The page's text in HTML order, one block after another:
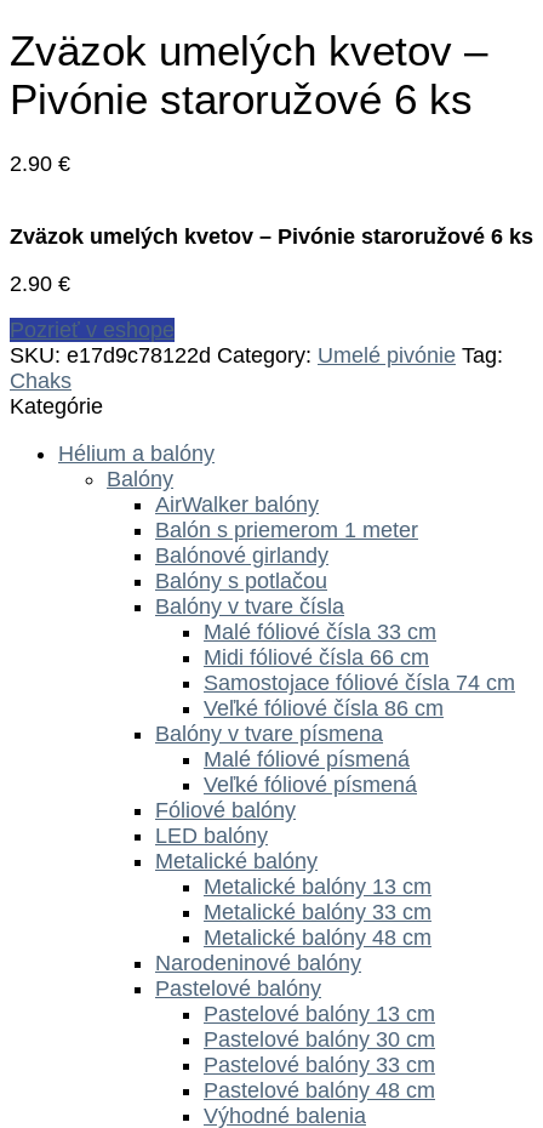
Zväzok umelých kvetov –
Pivónie staroružové 6 ks
2.90 €
Zväzok umelých kvetov – Pivónie staroružové 6 ks
2.90 €
Pozrieť v eshope
SKU: e17d9c78122d Category: Umelé pivónie Tag:
Chaks
Kategórie
Hélium a balóny
Balóny
AirWalker balóny
Balón s priemerom 1 meter
Balónové girlandy
Balóny s potlačou
Balóny v tvare čísla
Malé fóliové čísla 33 cm
Midi fóliové čísla 66 cm
Samostojace fóliové čísla 74 cm
Veľké fóliové čísla 86 cm
Balóny v tvare písmena
Malé fóliové písmená
Veľké fóliové písmená
Fóliové balóny
LED balóny
Metalické balóny
Metalické balóny 13 cm
Metalické balóny 33 cm
Metalické balóny 48 cm
Narodeninové balóny
Pastelové balóny
Pastelové balóny 13 cm
Pastelové balóny 30 cm
Pastelové balóny 33 cm
Pastelové balóny 48 cm
Výhodné balenia